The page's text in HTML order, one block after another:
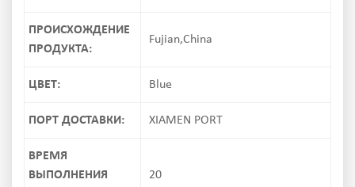
ПРОИСХОЖДЕНИЕ
ПРОДУКТА:
Fujian,China
ЦВЕТ: Blue
ПОРТ ДОСТАВКИ: XIAMEN PORT
ВРЕМЯ
ВЫПОЛНЕНИЯ
20